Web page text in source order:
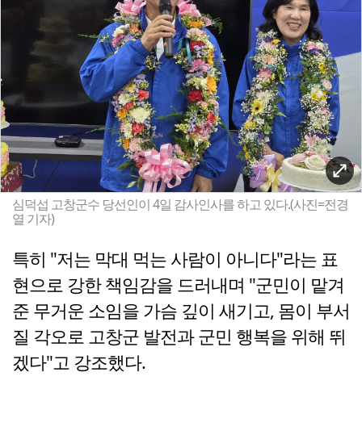
심덕섭 고창군수 당선인이 4일 감사인사를 하고 있다.(사진=전경
열 기자)
특히 "저는 막대 먹는 사람이 아니다"라는 표
현으로 강한 책임감을 드러내며 "군민이 맡겨
준 무거운 소임을 가슴 깊이 새기고, 몸이 부서
질 각오로 고창군 발전과 군민 행복을 위해 뛰
겠다"고 강조했다.